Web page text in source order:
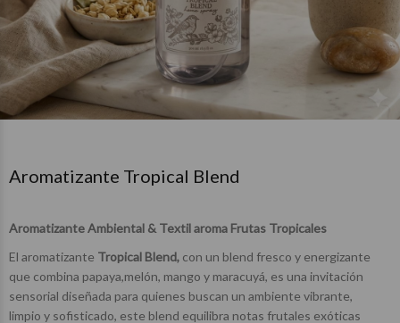
Aromatizante Tropical Blend
Aromatizante Ambiental & Textil aroma Frutas Tropicales
El aromatizante Tropical Blend, con un blend fresco y energizante
que combina papaya,melón, mango y maracuyá, es una invitación
sensorial diseñada para quienes buscan un ambiente vibrante,
limpio y sofisticado, este blend equilibra notas frutales exóticas